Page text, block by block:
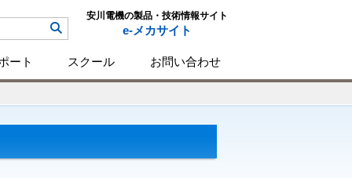
安川電機の製品・技術情報サイト
e-メカサイト
ート スクール お問い合わせ